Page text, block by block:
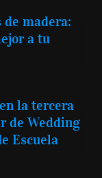
madera:
a tu
la tercera
de Wedding
Escuela